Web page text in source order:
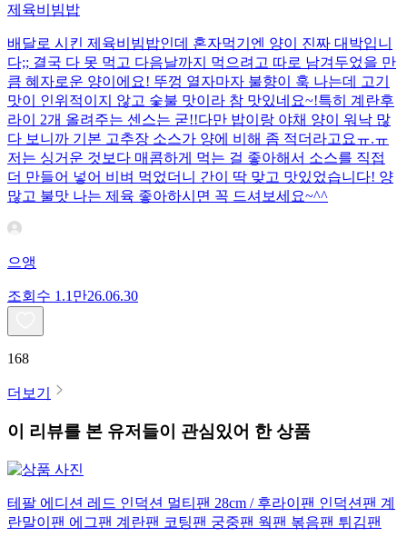
제육비빔밥
배달로 시킨 제육비빔밥인데 혼자먹기엔 양이 진짜 대박입니
다;; 결국 다 못 먹고 다음날까지 먹으려고 따로 남겨두었을 만
큼 혜자로운 양이에요! 뚜껑 열자마자 불향이 훅 나는데 고기
맛이 인위적이지 않고 숯불 맛이라 참 맛있네요~!특히 계란후
라이 2개 올려주는 센스는 굳!! ​다만 밥이랑 야채 양이 워낙 많
다 보니까 기본 고추장 소스가 양에 비해 좀 적더라고요ㅠ.ㅠ
저는 싱거운 것보다 매콤하게 먹는 걸 좋아해서 소스를 직접
더 만들어 넣어 비벼 먹었더니 간이 딱 맞고 맛있었습니다! 양
많고 불맛 나는 제육 좋아하시면 꼭 드셔보세요~^^
으앵
조회수 1.1만26.06.30
168
더보기
이 리뷰를 본 유저들이 관심있어 한 상품
테팔 에디션 레드 인덕션 멀티팬 28cm / 후라이팬 인덕션팬 계
란말이팬 에그팬 계란팬 코팅팬 궁중팬 웍팬 볶음팬 튀김팬